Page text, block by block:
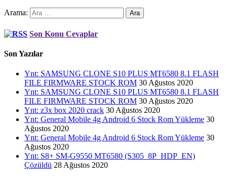
Arama:
Son Konu Cevaplar
Son Yazılar
Ynt: SAMSUNG CLONE S10 PLUS MT6580 8.1 FLASH
FILE FIRMWARE STOCK ROM 30 Ağustos 2020
Ynt: SAMSUNG CLONE S10 PLUS MT6580 8.1 FLASH
FILE FIRMWARE STOCK ROM 30 Ağustos 2020
Ynt: z3x box 2020 crack 30 Ağustos 2020
Ynt: General Mobile 4g Android 6 Stock Rom Yükleme 30
Ağustos 2020
Ynt: General Mobile 4g Android 6 Stock Rom Yükleme 30
Ağustos 2020
Ynt: S8+ SM-G9550 MT6580 (S305_8P_HDP_EN)
Çözüldü 28 Ağustos 2020